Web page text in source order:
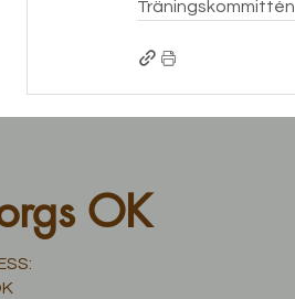
Träningskommittén
OK